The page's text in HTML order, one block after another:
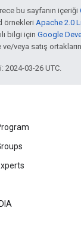
bu sayfanın içeriği
örnekleri Apache 2.0
bilgi için Google
veya satış
2024-03-26 UTC.